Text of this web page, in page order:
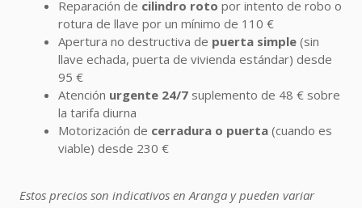
Reparación de cilindro roto por intento de robo o
rotura de llave por un mínimo de 110 €
Apertura no destructiva de puerta simple (sin
llave echada, puerta de vivienda estándar) desde
95 €
Atención urgente 24/7 suplemento de 48 € sobre
la tarifa diurna
Motorización de cerradura o puerta (cuando es
viable) desde 230 €
Estos precios son indicativos en Aranga y pueden variar